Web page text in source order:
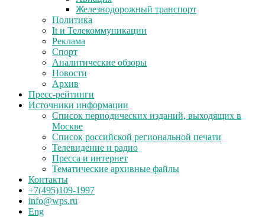
Железнодорожный транспорт
Политика
It и Телекоммуникации
Реклама
Спорт
Аналитические обзоры
Новости
Архив
Пресс-рейтинги
Источники информации
Список периодических изданий, выходящих в
Москве
Список российской региональной печати
Телевидение и радио
Пресса и интернет
Тематические архивные файлы
Контакты
+7(495)109-1997
info@wps.ru
Eng